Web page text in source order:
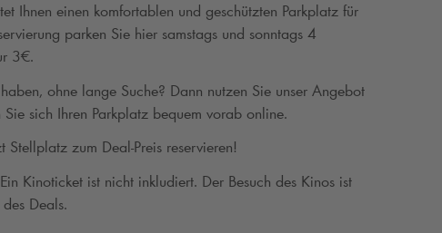
Ihnen einen komfortablen und geschützten Parkplatz für
parken Sie hier samstags und sonntags 4
3€.
ohne lange Suche? Dann nutzen Sie unser Angebot
sich Ihren Parkplatz bequem vorab online.
Stellplatz zum Deal-Preis reservieren!
Kinoticket ist nicht inkludiert. Der Besuch des Kinos ist
Deals.